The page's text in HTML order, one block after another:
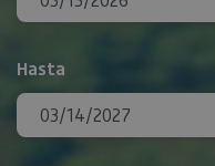
Hasta